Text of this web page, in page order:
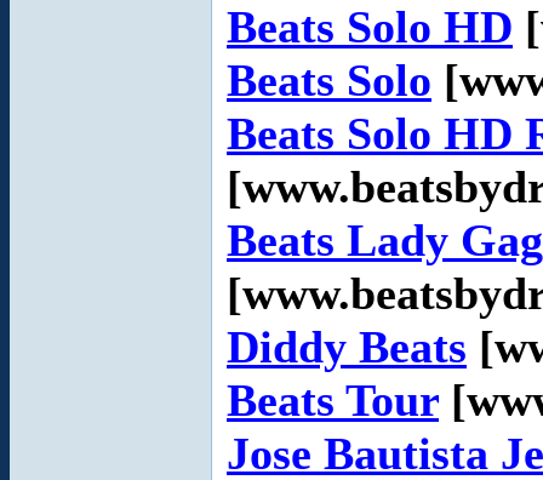
Beats Solo HD
Beats Solo
Beats Solo HD
Beats Lady
Diddy Beats
Beats Tour
Jose Bautista